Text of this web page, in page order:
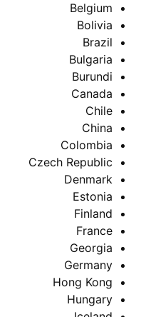
Belgium
Bolivia
Brazil
Bulgaria
Burundi
Canada
Chile
China
Colombia
Czech Republic
Denmark
Estonia
Finland
France
Georgia
Germany
Hong Kong
Hungary